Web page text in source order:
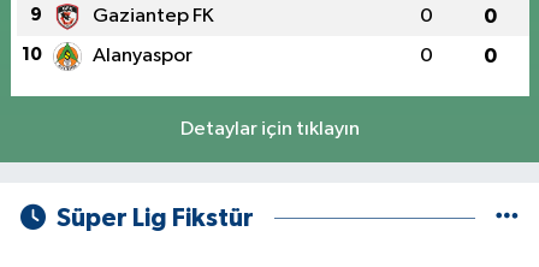
9 Gaziantep FK 0 0
10 Alanyaspor 0 0
Detaylar için tıklayın
Süper Lig Fikstür